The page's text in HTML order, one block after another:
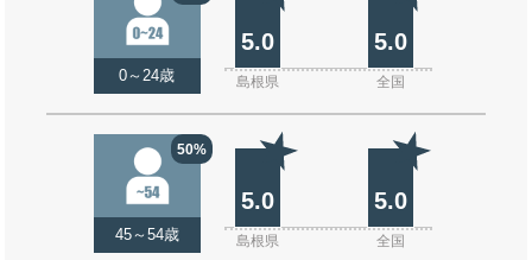
0～24歳
5.0 5.0
島根県 全国
50%
45～54歳
5.0 5.0
島根県 全国